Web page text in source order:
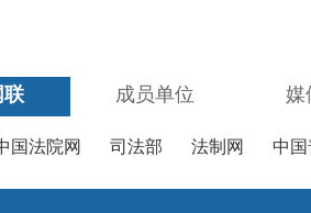
联 成员单位 媒
国法院网 司法部 法制网 中